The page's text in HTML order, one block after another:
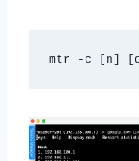
mtr -c [n]